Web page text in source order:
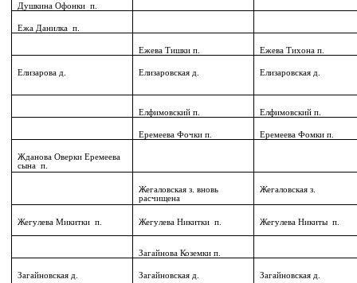
Душкина Офонки п.
Ежа Данилка п.
Ежева Тишки п. Ежева Тихона п.
Елизарова д. Елизаровская д. Елизаровская д.
Елфимовский п. Елфимовский п.
Еремеева Фочки п. Еремеева Фомки п.
Жданова Оверки Еремеева
сына п.
Жегаловская з. вновь
расчищена
Жегаловская з.
Жегулева Микитки п. Жегулева Никитки п. Жегулева Никиты п.
Загайнова Коземки п.
Загайновская д. Загайновская д. Загайновская д.